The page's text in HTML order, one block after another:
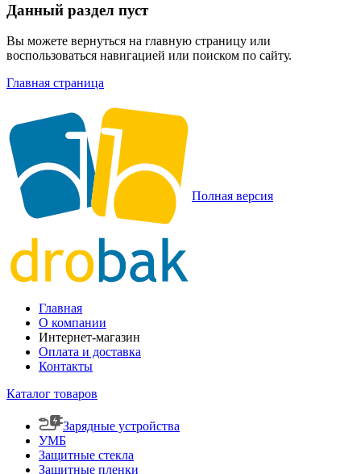
Данный раздел пуст
Вы можете вернуться на главную страницу или
воспользоваться навигацией или поиском по сайту.
Главная страница
Полная версия
Главная
О компании
Интернет-магазин
Оплата и доставка
Контакты
Каталог товаров
Зарядные устройства
УМБ
Защитные стекла
Защитные пленки